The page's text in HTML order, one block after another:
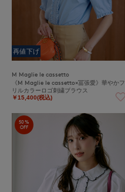
再値下げ
M Maglie le cassetto
《M Maglie le cassetto×冨張愛》華やかフ
リルカラーロゴ刺繍ブラウス
￥15,400(税込)
50%
OFF